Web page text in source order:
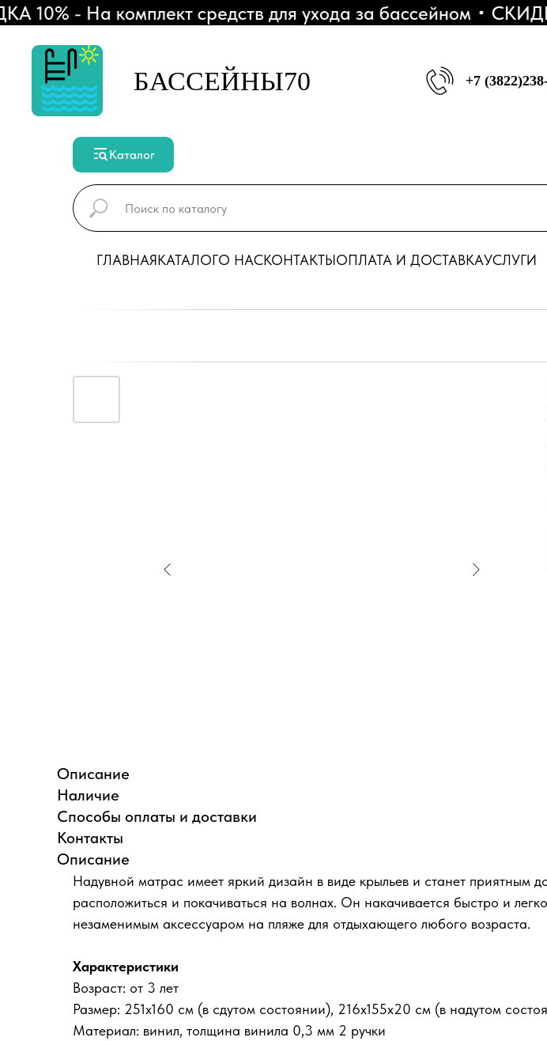
- На комплект средств для ухода за бассейном СКИДКА
БАССЕЙНЫ70 +7
Каталог
ГЛАВНАЯКАТАЛОГО НАСКОНТАКТЫОПЛАТА И ДОСТАВКАУСЛУГИ
Описание
Наличие
Способы оплаты и доставки
Контакты
Описание
Надувной матрас имеет яркий дизайн в виде крыльев и станет приятным
расположиться и покачиваться на волнах. Он накачивается быстро и
незаменимым аксессуаром на пляже для отдыхающего любого возраста.
Характеристики
Возраст: от 3 лет
Размер: 251х160 см (в сдутом состоянии), 216x155x20 см (в надутом
Материал: винил, толщина винила 0,3 мм 2 ручки